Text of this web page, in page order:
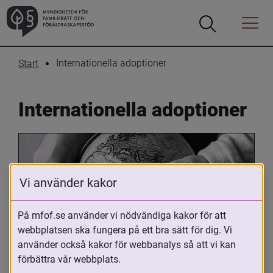
Öppna
Öppna
Menyn
Start Internationella adoptioner
Internationella adoptioner
Oavsett om du är adopterad,
adoptivförälder eller arbetar med
Vi använder kakor
På mfof.se använder vi nödvändiga kakor för att
webbplatsen ska fungera på ett bra sätt för dig. Vi
använder också kakor för webbanalys så att vi kan
förbättra vår webbplats.